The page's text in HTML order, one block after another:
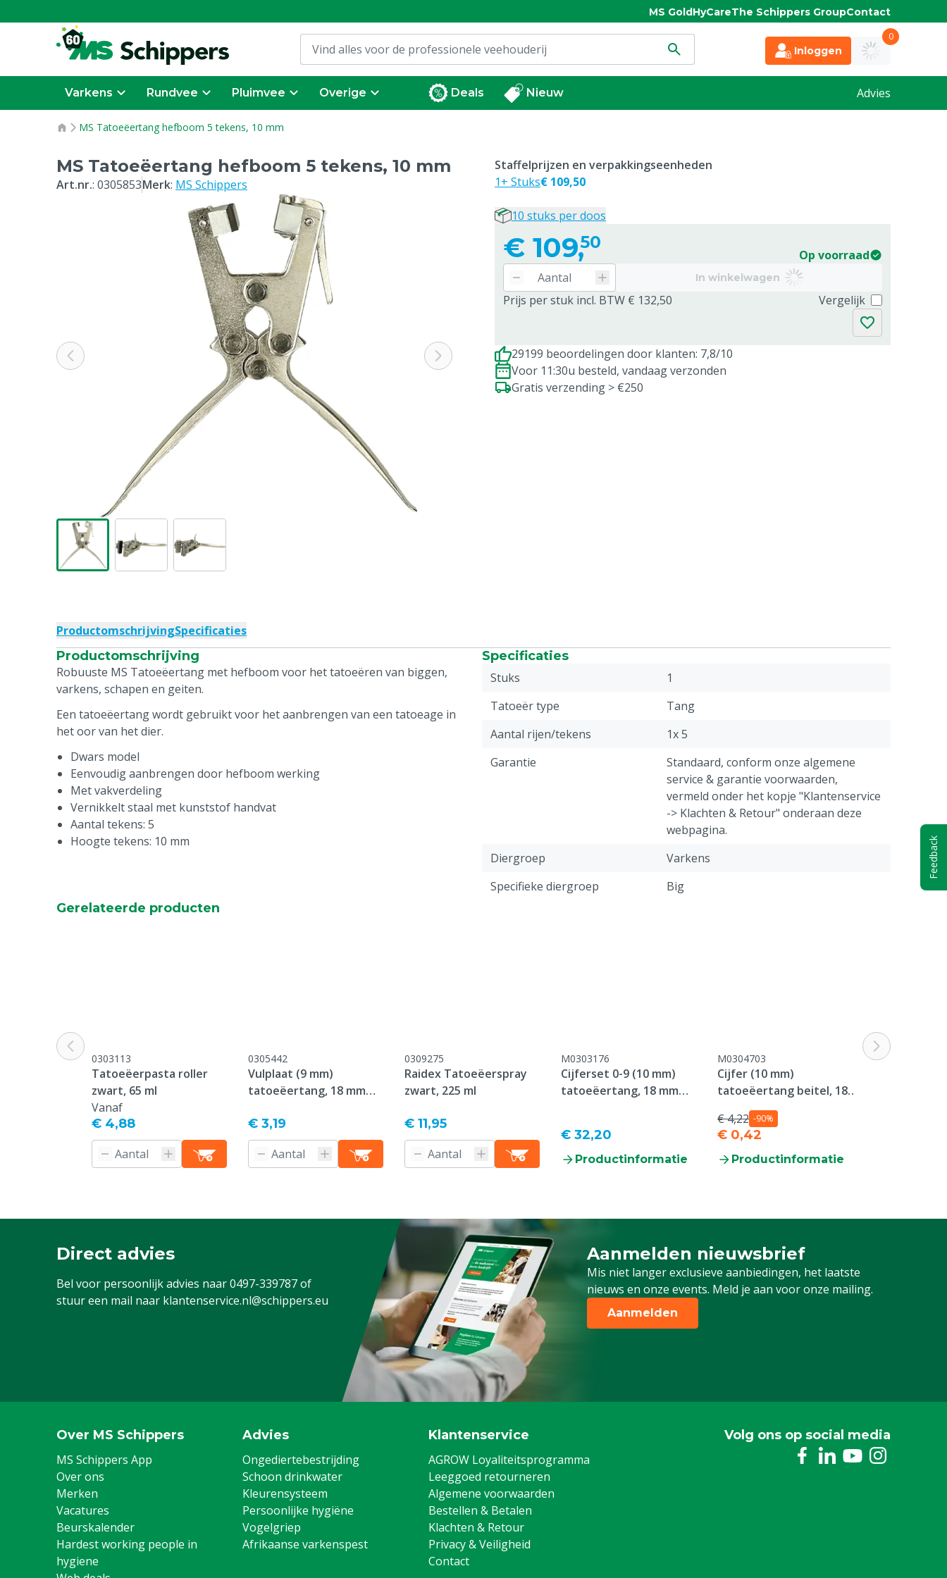
MS GoldHyCareThe Schippers GroupContact
Inloggen
0
Varkens Rundvee Pluimvee Overige Deals Nieuw Advies
MS Tatoeëertang hefboom 5 tekens, 10 mm
MS Tatoeëertang hefboom 5 tekens, 10 mm
Art.nr.: 0305853Merk: MS Schippers
€ 109,50
Op voorraad
In winkelwagen
Prijs per stuk incl. BTW € 132,50 Vergelijk
Staffelprijzen en verpakkingseenheden
1+ Stuks€ 109,50
10 stuks per doos
29199 beoordelingen door klanten: 7,8/10
Voor 11:30u besteld, vandaag verzonden
Gratis verzending > €250
ProductomschrijvingSpecificaties
Productomschrijving
Robuuste MS Tatoeëertang met hefboom voor het tatoeëren van biggen,
varkens, schapen en geiten.
Een tatoeëertang wordt gebruikt voor het aanbrengen van een tatoeage in
het oor van het dier.
Dwars model
Eenvoudig aanbrengen door hefboom werking
Met vakverdeling
Vernikkelt staal met kunststof handvat
Aantal tekens: 5
Hoogte tekens: 10 mm
Specificaties
Stuks
1
Tatoeër type
Tang
Aantal rijen/tekens
1x 5
Garantie
Standaard, conform onze algemene
service & garantie voorwaarden,
vermeld onder het kopje "Klantenservice
-> Klachten & Retour" onderaan deze
webpagina.
Diergroep
Varkens
Specifieke diergroep
Big
Gerelateerde producten
0303113
Tatoeëerpasta roller
zwart, 65 ml
Vanaf
€ 4,88
0305442
Vulplaat (9 mm)
tatoeëertang, 18 mm
€ 3,19
0309275
Raidex Tatoeëerspray
zwart, 225 ml
€ 11,95
M0303176
Cijferset 0-9 (10 mm)
tatoeëertang, 18 mm
€ 32,20
Productinformatie
M0304703
Cijfer (10 mm)
tatoeëertang beitel, 18
mm plaat
€ 4,22 -90%
€ 0,42
Productinformatie
M0305832
Direct advies
Bel voor persoonlijk advies naar0497-339787of
stuur een mail naar klantenservice.nl@schippers.eu
Aanmelden nieuwsbrief
Mis niet langer exclusieve aanbiedingen, het laatste
nieuws en onze events. Meld je aan voor onze mailing.
Schrijf je in voor onze nieuwsbrief
Aanmelden
Over MS Schippers
MS Schippers App
Over ons
Merken
Vacatures
Beurskalender
Hardest working people in
hygiene
Advies
Ongediertebestrijding
Schoon drinkwater
Kleurensysteem
Persoonlijke hygiëne
Vogelgriep
Afrikaanse varkenspest
Klantenservice
AGROW Loyaliteitsprogramma
Leeggoed retourneren
Algemene voorwaarden
Bestellen & Betalen
Klachten & Retour
Privacy & Veiligheid
Contact
Volg ons op social media
Feedback